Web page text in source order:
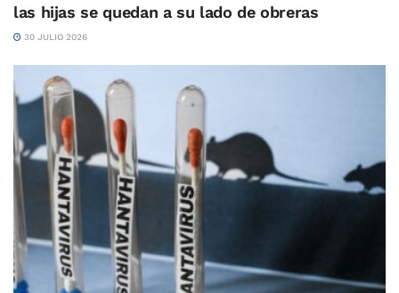
las hijas se quedan a su lado de obreras
30 JULIO 2026